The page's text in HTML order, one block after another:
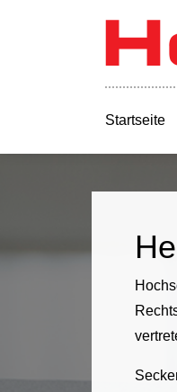
Startseite